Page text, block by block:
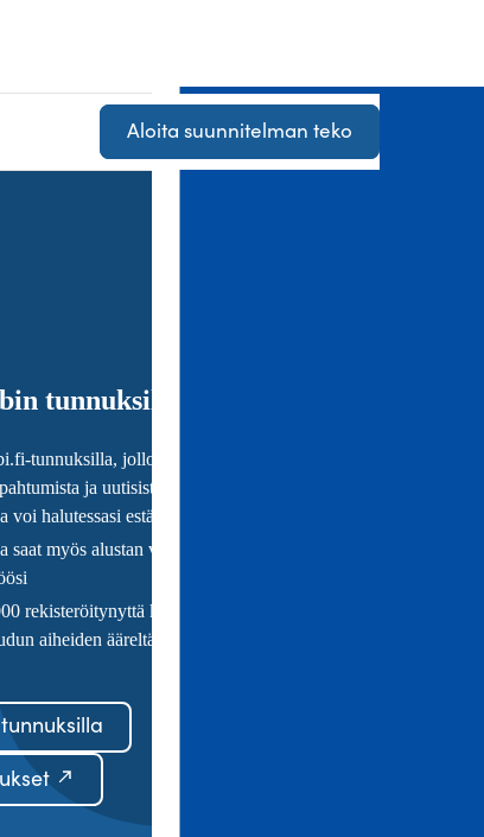
Aloita suunnitelman teko
tunnuksilla
tunnuksilla, jolloin saat sinua kiinnostavista
ja uutisista tietoa sähköpostiisi niin
voi halutessasi estää viestit.
myös alustan verkostoitumis- ja
rekisteröitynyttä käyttäjää suomalaisen
aiheiden ääreltä